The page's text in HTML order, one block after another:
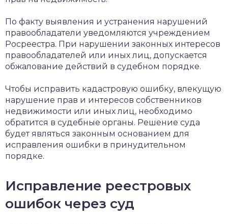
По факту выявления и устранения нарушений
правообладатели уведомляются учреждением
Росреестра. При нарушении законных интересов
правообладателей или иных лиц, допускается
обжалование действий в судебном порядке.
Чтобы исправить кадастровую ошибку, влекущую
нарушение прав и интересов собственников
недвижимости или иных лиц, необходимо
обратится в судебные органы. Решение суда
будет являться законным основанием для
исправления ошибки в принудительном
порядке.
Исправление реестровых
ошибок через суд